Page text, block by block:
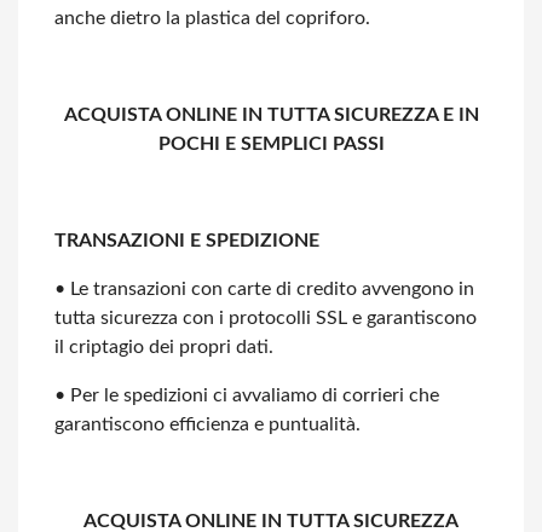
anche dietro la plastica del copriforo.
ACQUISTA ONLINE IN TUTTA SICUREZZA E IN
POCHI E SEMPLICI PASSI
TRANSAZIONI E SPEDIZIONE
• Le transazioni con carte di credito avvengono in
tutta sicurezza con i protocolli SSL e garantiscono
il criptagio dei propri dati.
• Per le spedizioni ci avvaliamo di corrieri che
garantiscono efficienza e puntualità.
ACQUISTA ONLINE IN TUTTA SICUREZZA